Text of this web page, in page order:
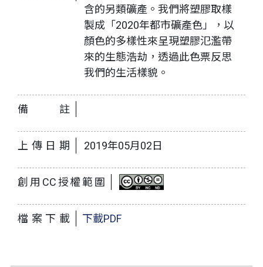
含的另類礦產。我們將塑膠取樣
製成「2020年都市礦產色」，以
顏色的多樣性來呈現塑膠氾濫帶
來的生態浩劫，透過此色票反思
我們的生活樣貌。
備註
上傳日期 2019年05月02日
創用CC授權範圍
檔案下載 下載PDF